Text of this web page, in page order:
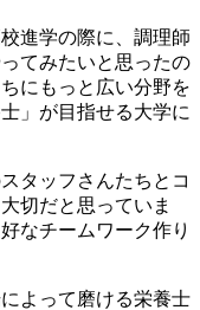
進学の際に、調理師
てみたいと思ったの
にもっと広い分野を
」が目指せる大学に
タッフさんたちとコ
切だと思っていま
なチームワーク作り
よって磨ける栄養士